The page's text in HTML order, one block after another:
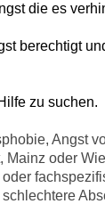
die es
berechtigt
zu suchen.
Angst
oder